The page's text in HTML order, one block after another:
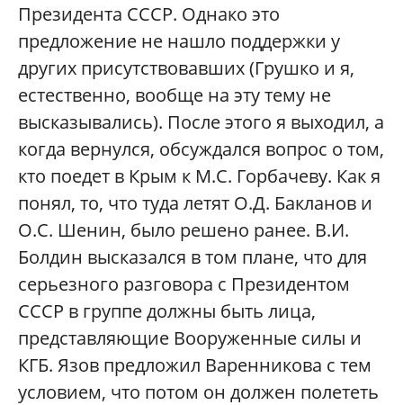
Президента СССР. Однако это
предложение не нашло поддержки у
других присутствовавших (Грушко и я,
естественно, вообще на эту тему не
высказывались). После этого я выходил, а
когда вернулся, обсуждался вопрос о том,
кто поедет в Крым к М.С. Горбачеву. Как я
понял, то, что туда летят О.Д. Бакланов и
О.С. Шенин, было решено ранее. В.И.
Болдин высказался в том плане, что для
серьезного разговора с Президентом
СССР в группе должны быть лица,
представляющие Вооруженные силы и
КГБ. Язов предложил Варенникова с тем
условием, что потом он должен полететь